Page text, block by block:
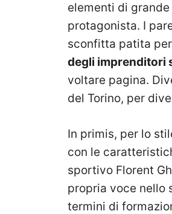
elementi di
protagonista. I
sconfitta patita per
degli imprenditori
voltare pagina.
del Torino, per
In primis, per lo
con le
sportivo Florent
propria voce nello
termini di